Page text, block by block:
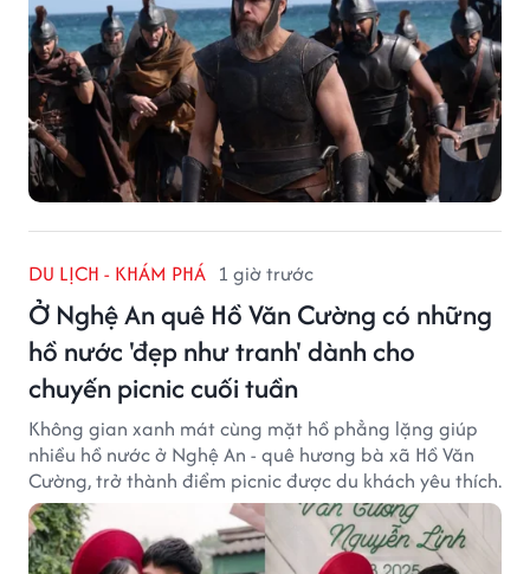
DU LỊCH - KHÁM PHÁ 1 giờ trước
Ở Nghệ An quê Hồ Văn Cường có những
hồ nước 'đẹp như tranh' dành cho
chuyến picnic cuối tuần
Không gian xanh mát cùng mặt hồ phẳng lặng giúp
nhiều hồ nước ở Nghệ An - quê hương bà xã Hồ Văn
Cường, trở thành điểm picnic được du khách yêu thích.